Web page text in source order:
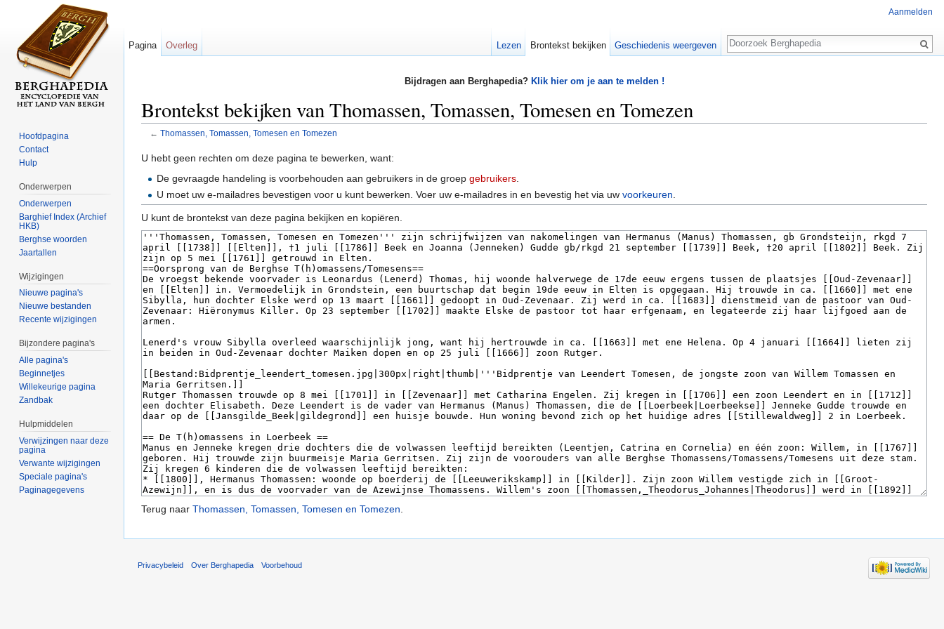
Bijdragen aan Berghapedia? Klik hier om je aan te melden !
Brontekst bekijken van Thomassen, Tomassen, Tomesen en Tomezen
← Thomassen, Tomassen, Tomesen en Tomezen
U hebt geen rechten om deze pagina te bewerken, want:
De gevraagde handeling is voorbehouden aan gebruikers in de groepgebruikers
U moet uw e-mailadres bevestigen voor u kunt bewerken. Voer uw e-mailadres in en bevestig het via uwvoorkeuren
U kunt de brontekst van deze pagina bekijken en kopiëren.
Terug naar Thomassen, Tomassen, Tomesen en Tomezen.
Aanmelden
Pagina Overleg Lezen Brontekst bekijken Geschiedenis weergeven
Zoeken
Hoofdpagina
Contact
Hulp
Onderwerpen
Onderwerpen
Barghief Index (Archief
HKB)
Berghse woorden
Jaartallen
Wijzigingen
Nieuwe pagina's
Nieuwe bestanden
Recente wijzigingen
Bijzondere pagina's
Alle pagina's
Beginnetjes
Willekeurige pagina
Zandbak
Hulpmiddelen
Verwijzingen naar deze
pagina
Verwante wijzigingen
Speciale pagina's
Paginagegevens
Privacybeleid Over Berghapedia Voorbehoud